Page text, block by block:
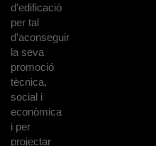
d'edificació
per tal
d'aconseguir
la seva
promoció
tècnica,
social i
econòmica
i per
projectar